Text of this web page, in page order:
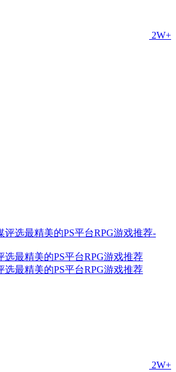
2W+
选最精美的PS平台RPG游戏推荐
选最精美的PS平台RPG游戏推荐
2W+